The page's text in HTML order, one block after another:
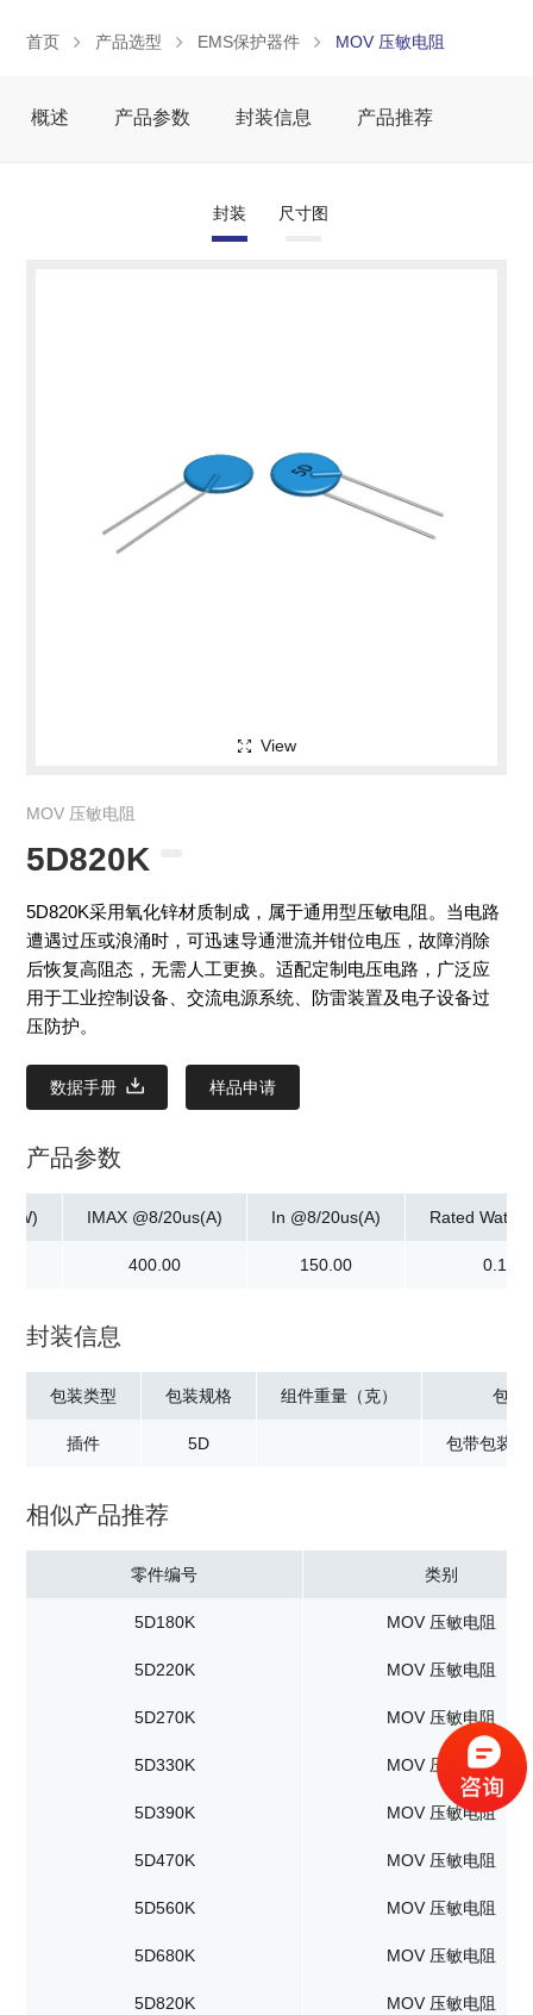
首页 产品选型 EMS保护器件 MOV 压敏电阻
概述 产品参数 封装信息 产品推荐
封装 尺寸图
View
MOV 压敏电阻
5D820K
5D820K采用氧化锌材质制成，属于通用型压敏电阻。当电路
遭遇过压或浪涌时，可迅速导通泄流并钳位电压，故障消除
后恢复高阻态，无需人工更换。适配定制电压电路，广泛应
用于工业控制设备、交流电源系统、防雷装置及电子设备过
压防护。
数据手册 样品申请
产品参数
IMAX @8/20us(A)
400.00
In @8/20us(A)
150.00
Rated
0.10
封装信息
包装类型
插件
包装规格
5D
组件重量（克） 包装
包带包装
相似产品推荐
零件编号 类别
5D180K MOV 压敏电阻
5D220K MOV 压敏电阻
5D270K MOV 压敏电阻
5D330K MOV 压敏电阻
5D390K MOV 压敏电阻
5D470K MOV 压敏电阻
5D560K MOV 压敏电阻
5D680K MOV 压敏电阻
5D820K MOV 压敏电阻